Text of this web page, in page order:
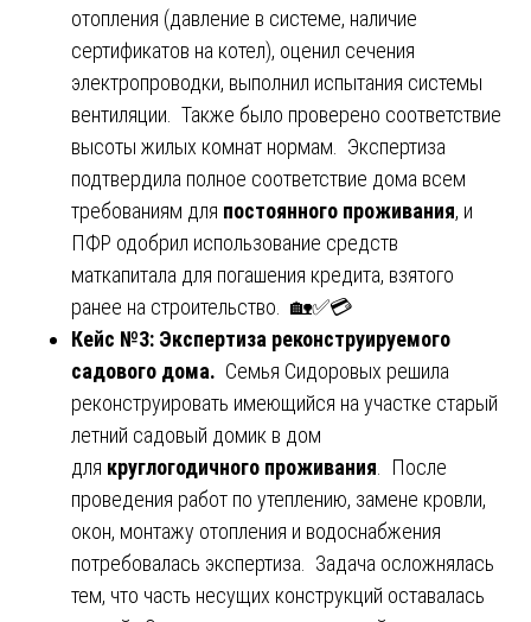
отопления (давление в системе, наличие
сертификатов на котел), оценил сечения
электропроводки, выполнил испытания системы
вентиляции. Также было проверено соответствие
высоты жилых комнат нормам. Экспертиза
подтвердила полное соответствие дома всем
требованиям для постоянного проживания, и
ПФР одобрил использование средств
маткапитала для погашения кредита, взятого
ранее на строительство. 🏡✅💳
Кейс №3: Экспертиза реконструируемого
садового дома. Семья Сидоровых решила
реконструировать имеющийся на участке старый
летний садовый домик в дом
для круглогодичного проживания . После
проведения работ по утеплению, замене кровли,
окон, монтажу отопления и водоснабжения
потребовалась экспертиза. Задача осложнялась
тем, что часть несущих конструкций оставалась